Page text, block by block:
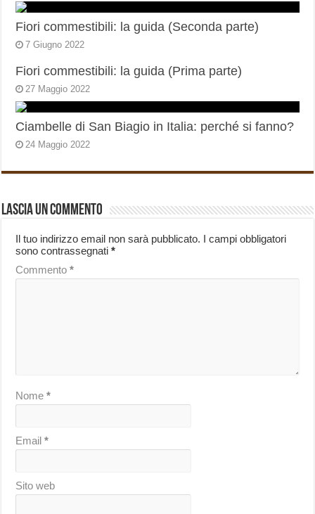
Fiori commestibili: la guida (Seconda parte)
7 Giugno 2022
Fiori commestibili: la guida (Prima parte)
27 Maggio 2022
Ciambelle di San Biagio in Italia: perché si fanno?
24 Maggio 2022
Lascia un commento
Il tuo indirizzo email non sarà pubblicato. I campi obbligatori
sono contrassegnati*
Commento*
Nome*
Email*
Sito web